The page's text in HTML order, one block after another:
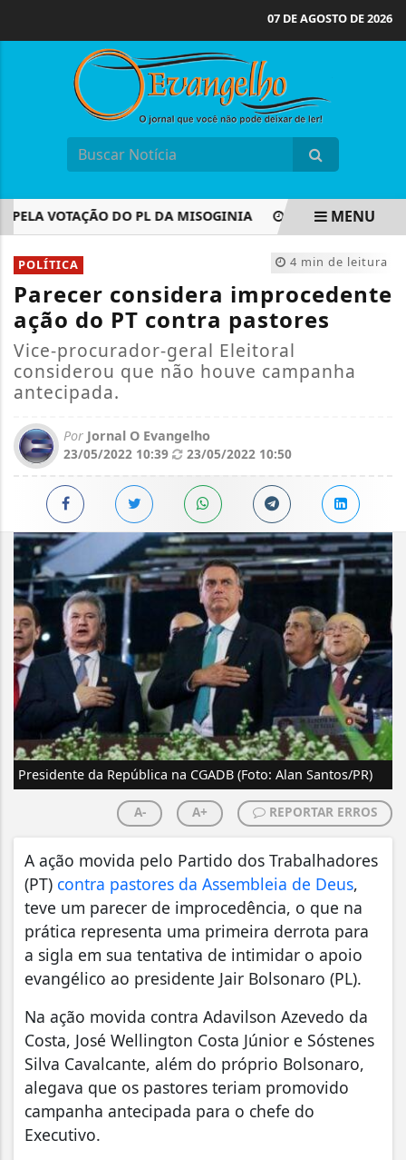
07 DE AGOSTO DE 2026
VOTAÇÃO DO PL DA MISOGINIA PARTIDO VERDE
EM ALTA
MENU
4 min de leitura
POLÍTICA
Parecer considera improcedente
ação do PT contra pastores
Vice-procurador-geral Eleitoral
considerou que não houve campanha
antecipada.
Por Jornal O Evangelho
23/05/2022 10:39
23/05/2022 10:50
Presidente da República na CGADB (Foto: Alan Santos/PR)
A- A+ REPORTAR ERROS
A ação movida pelo Partido dos Trabalhadores
(PT) contra pastores da Assembleia de Deus,
teve um parecer de improcedência, o que na
prática representa uma primeira derrota para
a sigla em sua tentativa de intimidar o apoio
evangélico ao presidente Jair Bolsonaro (PL).
Na ação movida contra Adavilson Azevedo da
Costa, José Wellington Costa Júnior e Sóstenes
Silva Cavalcante, além do próprio Bolsonaro,
alegava que os pastores teriam promovido
campanha antecipada para o chefe do
Executivo.